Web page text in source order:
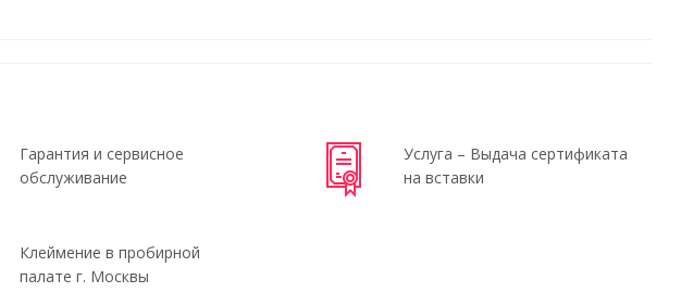
Гарантия и сервисное
обслуживание
Услуга – Выдача сертификата
на вставки
Клеймение в пробирной
палате г. Москвы